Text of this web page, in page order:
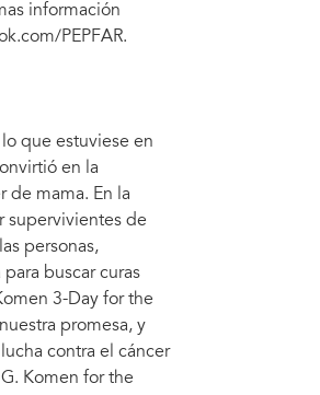
información
PEPFAR.
que estuviese en
en la
de mama. En la
supervivientes de
personas,
buscar curas
3-Day for the
promesa, y
contra el cáncer
Komen for the